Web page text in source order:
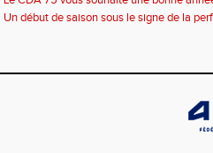
Un début de saison sous le signe de la